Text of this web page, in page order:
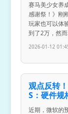
赛马美少女养
感谢祭！》刚
玩家也可以体
到了2万，然
2026-01-12
观点反转
S：硬件规
近期，微软的